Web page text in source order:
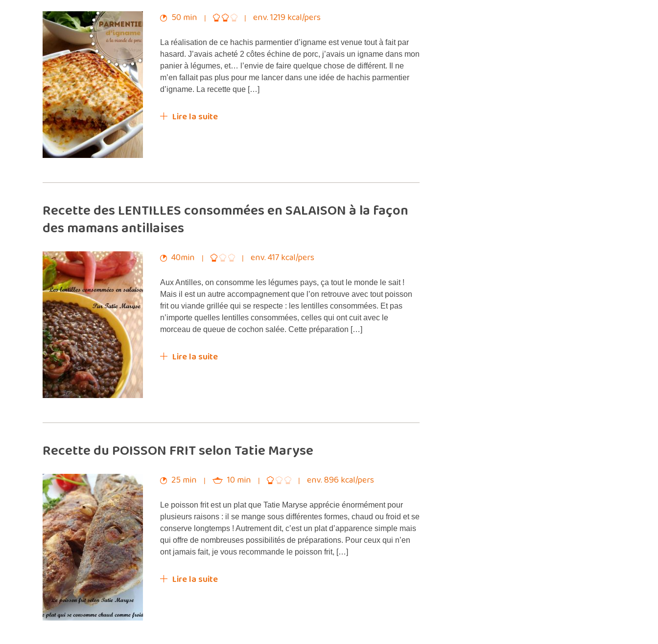
50 min env. 1219 kcal/pers
La réalisation de ce hachis parmentier d’igname est venue tout à fait par
hasard. J’avais acheté 2 côtes échine de porc, j’avais un igname dans mon
panier à légumes, et… l’envie de faire quelque chose de différent. Il ne
m’en fallait pas plus pour me lancer dans une idée de hachis parmentier
d’igname. La recette que […]
Lire la suite
Recette des LENTILLES consommées en SALAISON à la façon
des mamans antillaises
40min env. 417 kcal/pers
Aux Antilles, on consomme les légumes pays, ça tout le monde le sait !
Mais il est un autre accompagnement que l’on retrouve avec tout poisson
frit ou viande grillée qui se respecte : les lentilles consommées. Et pas
n’importe quelles lentilles consommées, celles qui ont cuit avec le
morceau de queue de cochon salée. Cette préparation […]
Lire la suite
Recette du POISSON FRIT selon Tatie Maryse
25 min 10 min env. 896 kcal/pers
Le poisson frit est un plat que Tatie Maryse apprécie énormément pour
plusieurs raisons : il se mange sous différentes formes, chaud ou froid et se
conserve longtemps ! Autrement dit, c’est un plat d’apparence simple mais
qui offre de nombreuses possibilités de préparations. Pour ceux qui n’en
ont jamais fait, je vous recommande le poisson frit, […]
Lire la suite